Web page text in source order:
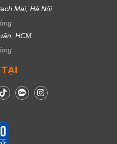
sát rõ ràng vào ban đêm. Đồng
Mai, Hà Nội
HCM